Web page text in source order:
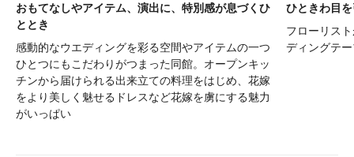
おもてなしやアイテム、演出に、特別感が息づくひ
ととき
感動的なウエディングを彩る空間やアイテムの一つ
ひとつにもこだわりがつまった同館。オープンキッ
チンから届けられる出来立ての料理をはじめ、花嫁
をより美しく魅せるドレスなど花嫁を虜にする魅力
がいっぱい
ひときわ目
フローリス
ディングテ